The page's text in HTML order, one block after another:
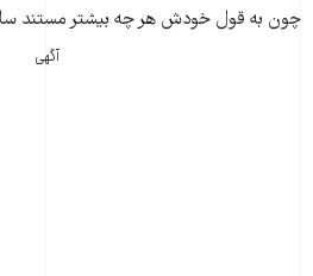
چون به قول خودش هر چه بیشتر مستند
آگهی